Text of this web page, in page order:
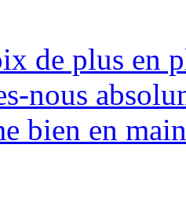
de plus en
nous
bien en